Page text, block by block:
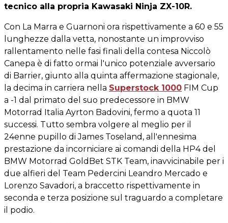
tecnico alla propria Kawasaki Ninja ZX-10R.
Con La Marra e Guarnoni ora rispettivamente a 60 e 55
lunghezze dalla vetta, nonostante un improvviso
rallentamento nelle fasi finali della contesa Niccolò
Canepa è di fatto ormai l'unico potenziale avversario
di Barrier, giunto alla quinta affermazione stagionale,
la decima in carriera nella Superstock 1000 FIM Cup
a -1 dal primato del suo predecessore in BMW
Motorrad Italia Ayrton Badovini, fermo a quota 11
successi. Tutto sembra volgere al meglio per il
24enne pupillo di James Toseland, all'ennesima
prestazione da incorniciare ai comandi della HP4 del
BMW Motorrad GoldBet STK Team, inavvicinabile per i
due alfieri del Team Pedercini Leandro Mercado e
Lorenzo Savadori, a braccetto rispettivamente in
seconda e terza posizione sul traguardo a completare
il podio.